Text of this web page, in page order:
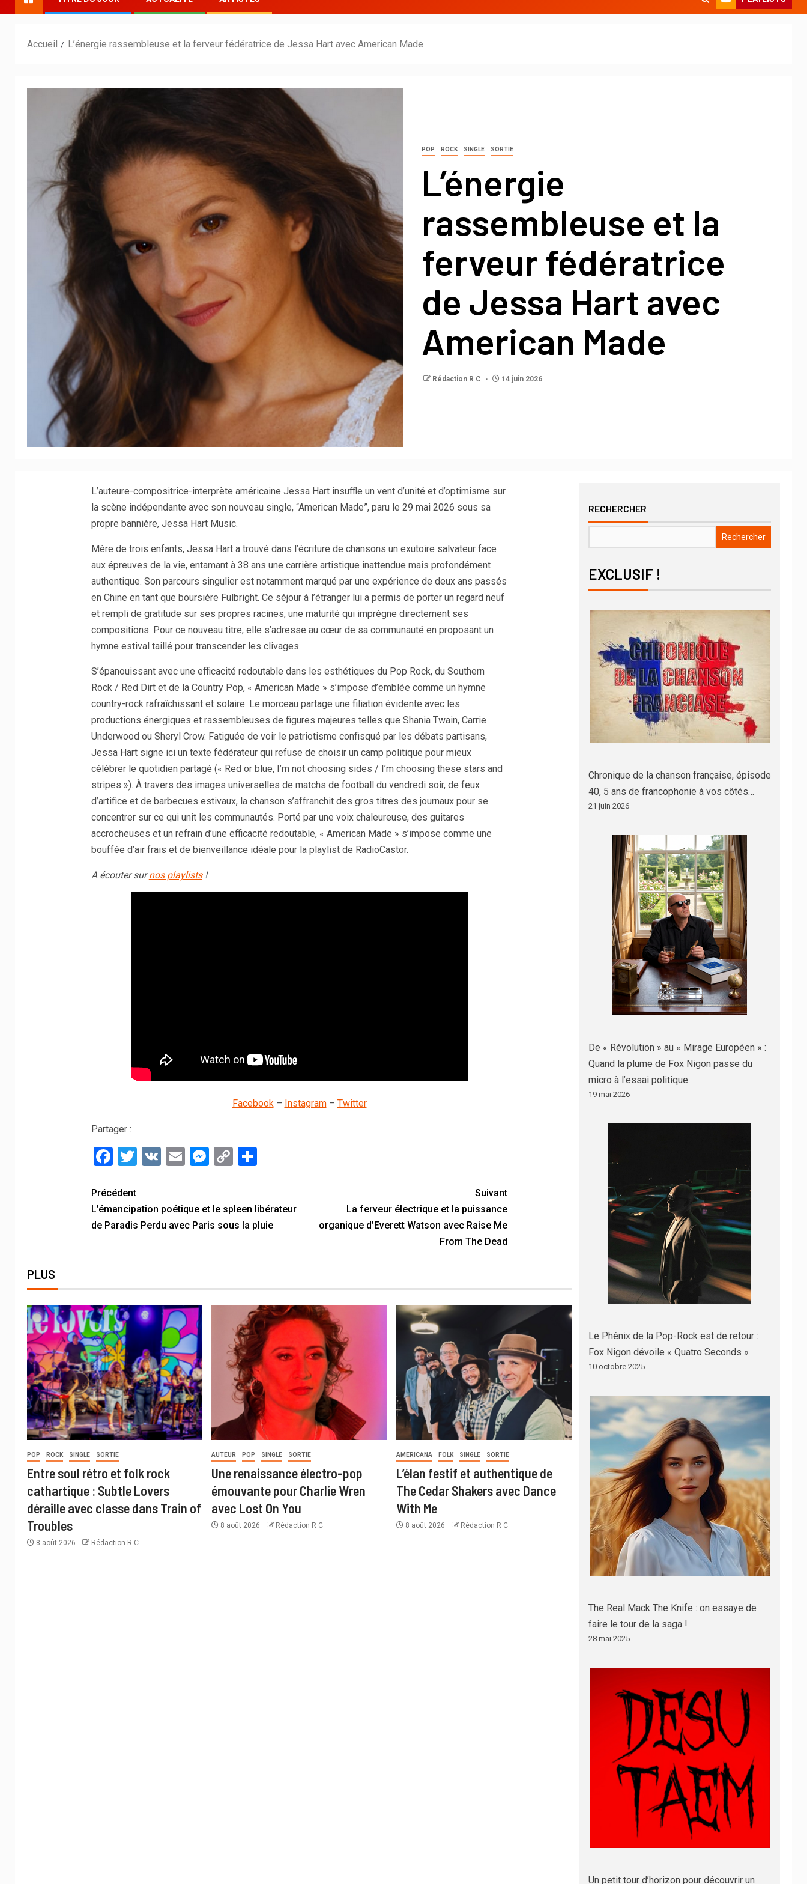
Accueil L’énergie rassembleuse et la ferveur fédératrice de Jessa Hart avec American Made
POP ROCK SINGLE SORTIE
L’énergie
rassembleuse et la
ferveur fédératrice
de Jessa Hart avec
American Made
Rédaction R C 14 juin 2026
L’auteure-compositrice-interprète américaine Jessa Hart insuffle un vent d’unité et d’optimisme sur
la scène indépendante avec son nouveau single, “American Made”, paru le 29 mai 2026 sous sa
propre bannière, Jessa Hart Music.
Mère de trois enfants, Jessa Hart a trouvé dans l’écriture de chansons un exutoire salvateur face
aux épreuves de la vie, entamant à 38 ans une carrière artistique inattendue mais profondément
authentique. Son parcours singulier est notamment marqué par une expérience de deux ans passés
en Chine en tant que boursière Fulbright. Ce séjour à l’étranger lui a permis de porter un regard neuf
et rempli de gratitude sur ses propres racines, une maturité qui imprègne directement ses
compositions. Pour ce nouveau titre, elle s’adresse au cœur de sa communauté en proposant un
hymne estival taillé pour transcender les clivages.
S’épanouissant avec une efficacité redoutable dans les esthétiques du Pop Rock, du Southern
Rock / Red Dirt et de la Country Pop, « American Made » s’impose d’emblée comme un hymne
country-rock rafraîchissant et solaire. Le morceau partage une filiation évidente avec les
productions énergiques et rassembleuses de figures majeures telles que Shania Twain, Carrie
Underwood ou Sheryl Crow. Fatiguée de voir le patriotisme confisqué par les débats partisans,
Jessa Hart signe ici un texte fédérateur qui refuse de choisir un camp politique pour mieux
célébrer le quotidien partagé (« Red or blue, I’m not choosing sides / I’m choosing these stars and
stripes »). À travers des images universelles de matchs de football du vendredi soir, de feux
d’artifice et de barbecues estivaux, la chanson s’affranchit des gros titres des journaux pour se
concentrer sur ce qui unit les communautés. Porté par une voix chaleureuse, des guitares
accrocheuses et un refrain d’une efficacité redoutable, « American Made » s’impose comme une
bouffée d’air frais et de bienveillance idéale pour la playlist de RadioCastor.
A écouter surnos playlists!
Facebook – Instagram– Twitter
Partager :
Facebook
Twitter
VKEmailMessenger
CopyPartager
Précédent
L’émancipation poétique et le spleen libérateur
de Paradis Perdu avec Paris sous la pluie
Suivant
La ferveur électrique et la puissance
organique d’Everett Watson avec Raise Me
From The Dead
PLUS
POP ROCK SINGLE SORTIE
Entre soul rétro et folk rock
cathartique : Subtle Lovers
déraille avec classe dans Train of
Troubles
8 août 2026 Rédaction R C
AUTEUR POP SINGLE SORTIE
Une renaissance électro-pop
émouvante pour Charlie Wren
avec Lost On You
8 août 2026 Rédaction R C
AMERICANA FOLK SINGLE SORTIE
L’élan festif et authentique de
The Cedar Shakers avec Dance
With Me
8 août 2026 Rédaction R C
RECHERCHER
Rechercher
EXCLUSIF !
Chronique de la chanson française, épisode
40, 5 ans de francophonie à vos côtés…
21 juin 2026
De « Révolution » au « Mirage Européen » :
Quand la plume de Fox Nigon passe du
micro à l’essai politique
19 mai 2026
Le Phénix de la Pop-Rock est de retour :
Fox Nigon dévoile « Quatro Seconds »
10 octobre 2025
The Real Mack The Knife : on essaye de
faire le tour de la saga !
28 mai 2025
Un petit tour d’horizon pour découvrir un